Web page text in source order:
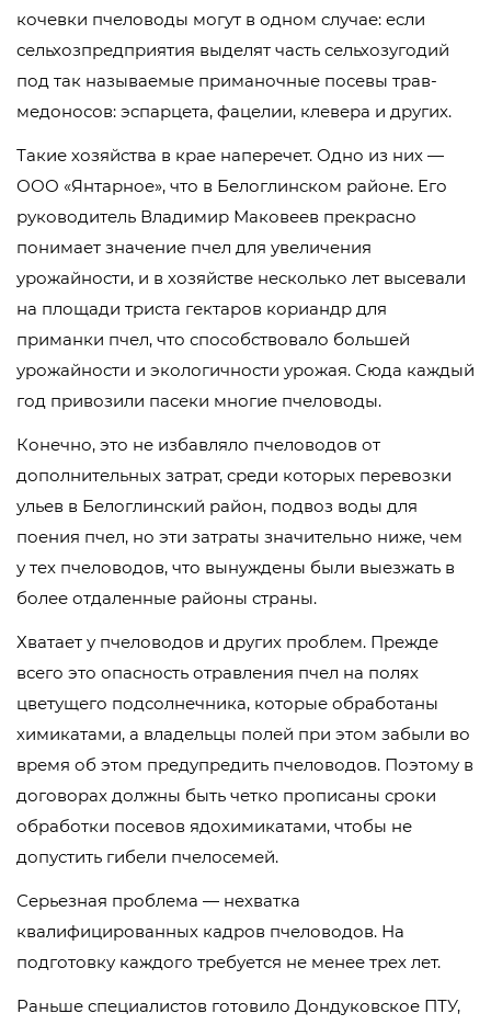
кочевки пчеловоды могут в одном случае: если
сельхозпредприятия выделят часть сельхозугодий
под так называемые приманочные посевы трав-
медоносов: эспарцета, фацелии, клевера и других.
Такие хозяйства в крае наперечет. Одно из них —
ООО «Янтарное», что в Белоглинском районе. Его
руководитель Владимир Маковеев прекрасно
понимает значение пчел для увеличения
урожайности, и в хозяйстве несколько лет высевали
на площади триста гектаров кориандр для
приманки пчел, что способствовало большей
урожайности и экологичности урожая. Сюда каждый
год привозили пасеки многие пчеловоды.
Конечно, это не избавляло пчеловодов от
дополнительных затрат, среди которых перевозки
ульев в Белоглинский район, подвоз воды для
поения пчел, но эти затраты значительно ниже, чем
у тех пчеловодов, что вынуждены были выезжать в
более отдаленные районы страны.
Хватает у пчеловодов и других проблем. Прежде
всего это опасность отравления пчел на полях
цветущего подсолнечника, которые обработаны
химикатами, а владельцы полей при этом забыли во
время об этом предупредить пчеловодов. Поэтому в
договорах должны быть четко прописаны сроки
обработки посевов ядохимикатами, чтобы не
допустить гибели пчелосемей.
Серьезная проблема — нехватка
квалифицированных кадров пчеловодов. На
подготовку каждого требуется не менее трех лет.
Раньше специалистов готовило Дондуковское ПТУ,